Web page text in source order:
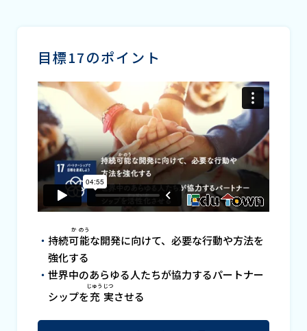
目標17のポイント
持続可
か
能
のう
な開発に向けて、必要な行動や方法を
強化する
世界中のあらゆる人たちが協力するパートナー
シップを充
じゅう
実
じつ
させる